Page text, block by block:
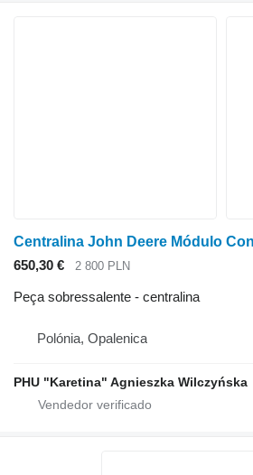
650,30 € 2 800 PLN
Peça sobressalente - centralina
Polónia, Opalenica
PHU "Karetina" Agnieszka Wilczyńska